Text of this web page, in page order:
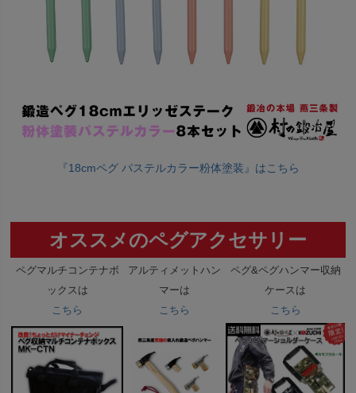
『18cmペグ パステルカラー粉体塗装』はこちら
オススメのペグアクセサリー
ペグマルチコンテナボ
ックスは
こちら
アルティメットハン
マーは
こちら
ペグ&ペグハンマー収納
ケースは
こちら